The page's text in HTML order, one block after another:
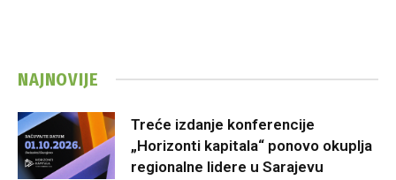
NAJNOVIJE
Treće izdanje konferencije
„Horizonti kapitala“ ponovo okuplja
regionalne lidere u Sarajevu